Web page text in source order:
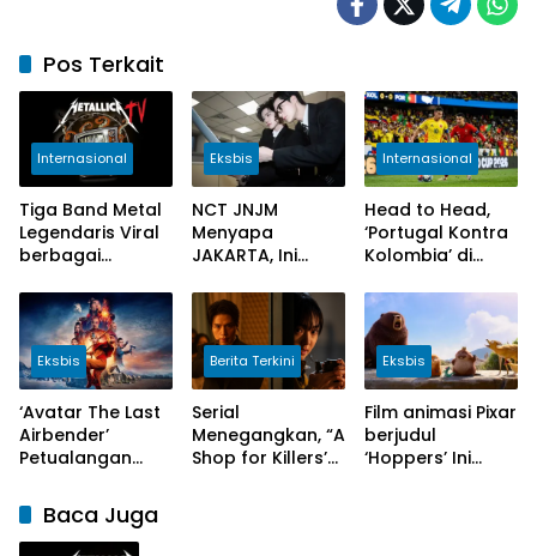
Pos Terkait
Internasional
Tiga Band Metal
Legendaris Viral
berbagai
Eksbis
NCT JNJM
Menyapa
JAKARTA, Ini
Fanmeeting
‘DUALITY’
Internasional
Head to Head,
‘Portugal Kontra
Kolombia’ di
Florida
Eksbis
‘Avatar The Last
Airbender’
Petualangan
Bumi
Berita Terkini
Serial
Menegangkan, “A
Shop for Killers’
Eksbis
Film animasi Pixar
berjudul
‘Hoppers’ Ini
Baca Juga